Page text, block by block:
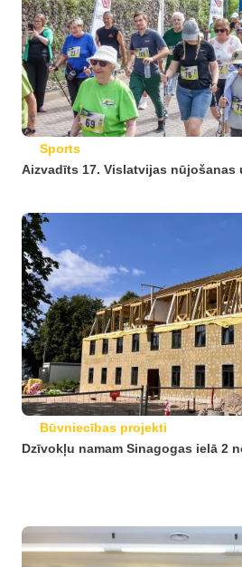
Sports
Aizvadīts 17. Vislatvijas nūjošanas
Būvniecības projekti
Dzīvokļu namam Sinagogas ielā 2